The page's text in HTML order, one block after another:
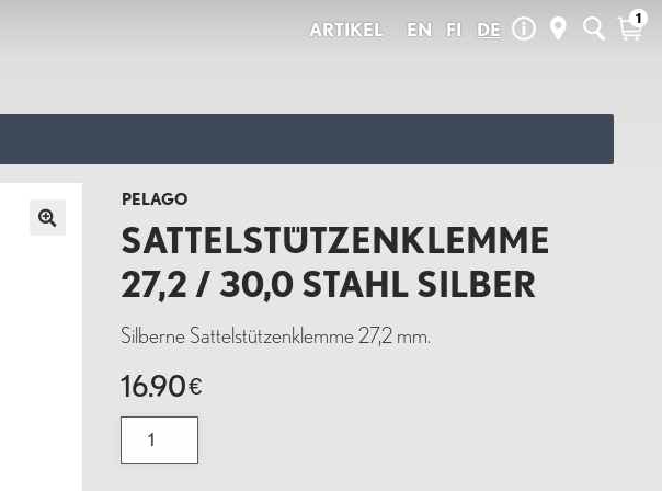
ARTIKEL EN FI DE
1
sind für den täglichen
Fahrräder, die wir selbst fahren
Komponenten
werden
PELAGO
SATTELSTÜTZENKLEMME
27,2 / 30,0 STAHL SILBER
Silberne Sattelstützenklemme 27,2 mm.
16.90€
27,2
/